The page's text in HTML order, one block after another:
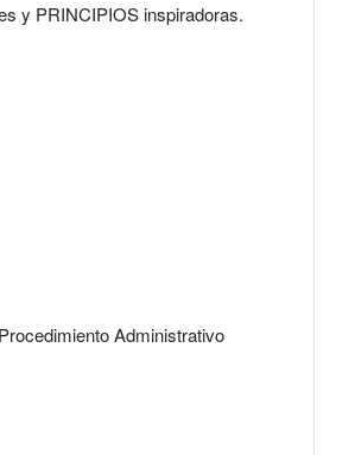
y PRINCIPIOS inspiradoras.
Administrativo